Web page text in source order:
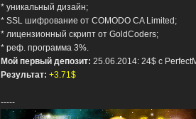
* уникальный дизайн;
* SSL шифрование от COMODO CA Limited;
* лицензионный скрипт от GoldCoders;
* реф. программа 3%.
Мой первый депозит: 25.06.2014: 24$ с
Результат: +3.71$
-----